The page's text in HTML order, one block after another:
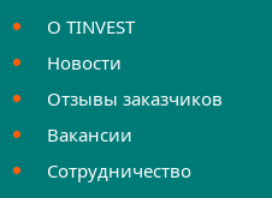
О TINVEST
Новости
Отзывы заказчиков
Вакансии
Сотрудничество